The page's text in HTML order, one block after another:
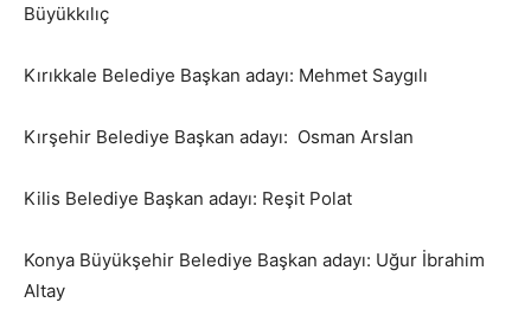
Büyükkılıç
Kırıkkale Belediye Başkan adayı: Mehmet Saygılı
Kırşehir Belediye Başkan adayı: Osman Arslan
Kilis Belediye Başkan adayı: Reşit Polat
Konya Büyükşehir Belediye Başkan adayı: Uğur İbrahim
Altay